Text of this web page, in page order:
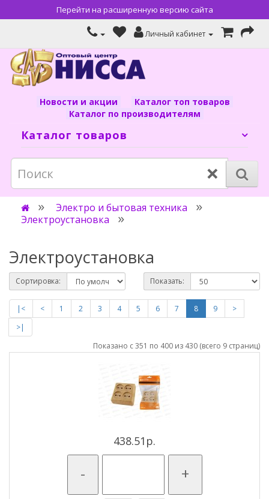
Перейти на расширенную версию сайта
Личный кабинет
Новости и акции
Каталог топ товаров
Каталог по производителям
Каталог товаров
×
Электро и бытовая техника
Электроустановка
Электроустановка
Сортировка: Показать:
|< < 1 2 3 4 5 6 7 8 9
>
>|
Показано с 351 по 400 из 430 (всего 9 страниц)
438.51р.
- +